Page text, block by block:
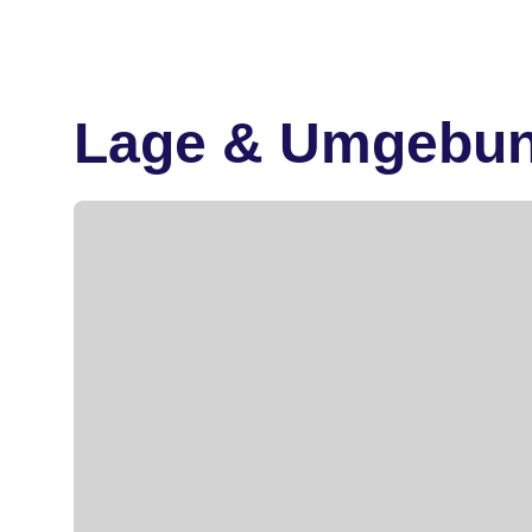
Lage &